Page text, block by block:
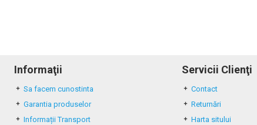
Informaţii
Sa facem cunostinta
Garantia produselor
Informații Transport
Servicii Clienţi
Contact
Returnări
Harta sitului